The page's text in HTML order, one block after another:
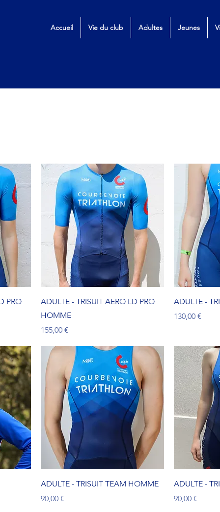
Accueil Vie du club Adultes Jeunes
PRO
ADULTE - TRISUIT AERO LD PRO
HOMME
Prix
155,00 €
ADULTE -
Prix
130,00 €
ADULTE - TRISUIT TEAM HOMME
Prix
90,00 €
ADULTE -
Prix
90,00 €